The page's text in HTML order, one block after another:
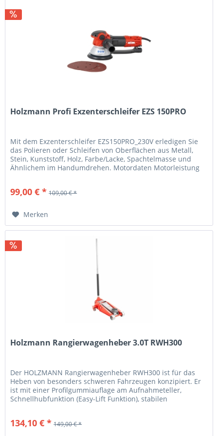
Holzmann Profi Exzenterschleifer EZS 150PRO
Mit dem Exzenterschleifer EZS150PRO_230V erledigen Sie
das Polieren oder Schleifen von Oberflächen aus Metall,
Stein, Kunststoff, Holz, Farbe/Lacke, Spachtelmasse und
Ähnlichem im Handumdrehen. Motordaten Motorleistung
99,00 € * 109,00 € *
Merken
Holzmann Rangierwagenheber 3.0T RWH300
Der HOLZMANN Rangierwagenheber RWH300 ist für das
Heben von besonders schweren Fahrzeugen konzipiert. Er
ist mit einer Profilgummiauflage am Aufnahmeteller,
Schnellhubfunktion (Easy-Lift Funktion), stabilen
134,10 € * 149,00 € *